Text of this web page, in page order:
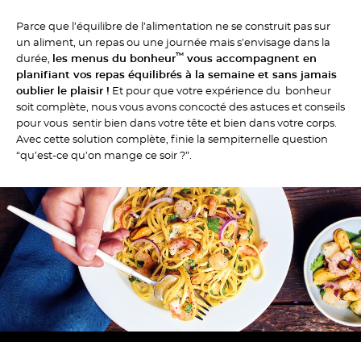
Parce que l’équilibre de l’alimentation ne se construit pas sur
un aliment, un repas ou une journée mais s’envisage dans la
durée, les menus du bonheur™ vous accompagnent en
planifiant vos repas équilibrés à la semaine et sans jamais
oublier le plaisir ! Et pour que votre expérience du bonheur
soit complète, nous vous avons concocté des astuces et conseils
pour vous sentir bien dans votre tête et bien dans votre corps.
Avec cette solution complète, finie la sempiternelle question
“qu’est-ce qu’on mange ce soir ?”.